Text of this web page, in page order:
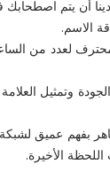
الاسم.
لعدد من
وتمثيل
بفهم عميق
الأخيرة.